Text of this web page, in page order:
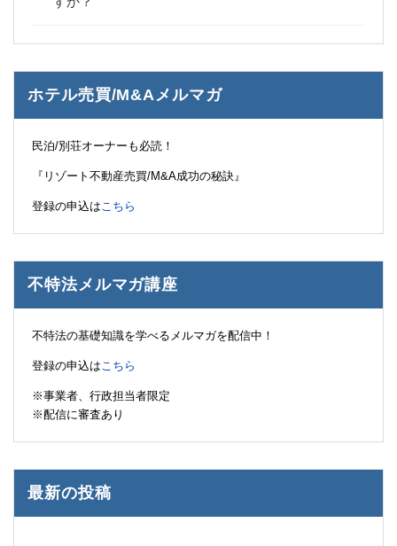
ホテル売買/M&Aメルマガ
民泊/別荘オーナーも必読！
『リゾート不動産売買/M&A成功の秘訣』
登録の申込は こちら
不特法メルマガ講座
不特法の基礎知識を学べるメルマガを配信中！
登録の申込は こちら
※事業者、行政担当者限定
※配信に審査あり
最新の投稿